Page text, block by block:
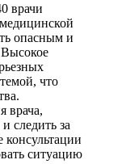
врачи
опасным и
Высокое
что
врача,
следить за
консультации
ситуацию